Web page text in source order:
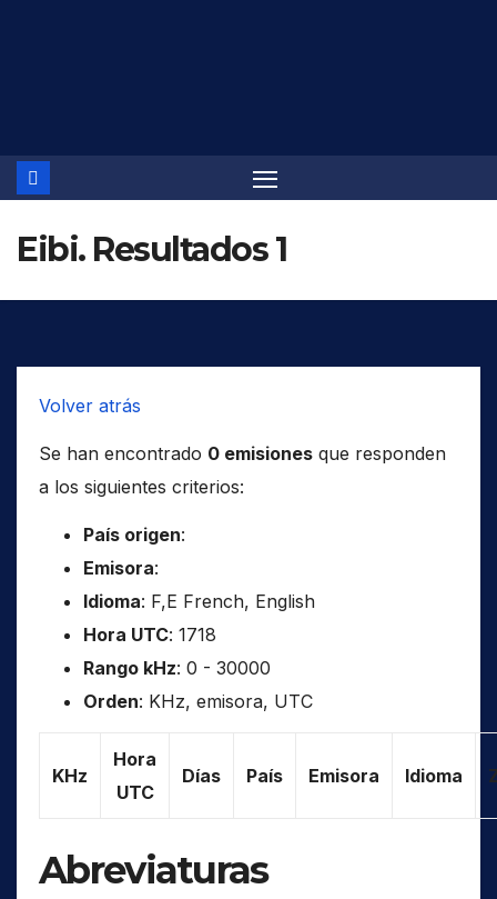
Eibi. Resultados 1
Volver atrás
Se han encontrado 0 emisiones que responden
a los siguientes criterios:
País origen:
Emisora:
Idioma: F,E French, English
Hora UTC: 1718
Rango kHz: 0 - 30000
Orden: KHz, emisora, UTC
KHz
Hora
UTC
Días País Emisora Idioma
Abreviaturas